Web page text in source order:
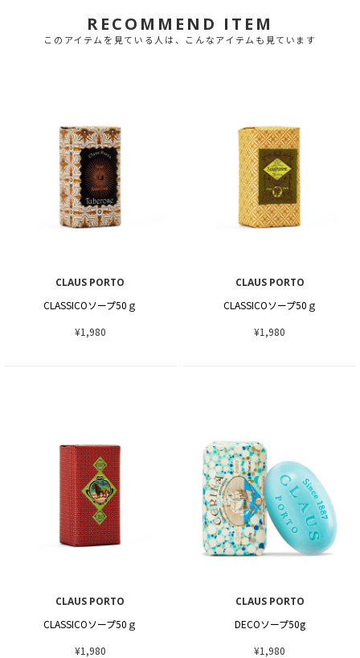
RECOMMEND ITEM
このアイテムを見ている人は、こんなアイテムも見ています
CLAUS PORTO
CLASSICOソープ50ｇ
¥1,980
CLAUS PORTO
CLASSICOソープ50ｇ
¥1,980
CLAUS PORTO
CLASSICOソープ50ｇ
¥1,980
CLAUS PORTO
DECOソープ50g
¥1,980